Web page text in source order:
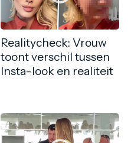
Realitycheck: Vrouw
toont verschil tussen
Insta-look en realiteit